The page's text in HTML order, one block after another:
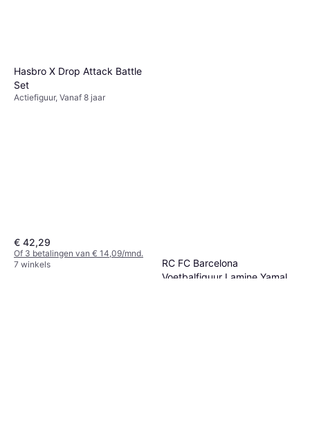
Hasbro X Drop Attack Battle
Set
Actiefiguur, Vanaf 8 jaar
€ 42,29
Of 3 betalingen van € 14,09/mnd.
7 winkels
RC FC Barcelona
Voetbalfiguur Lamine Yamal